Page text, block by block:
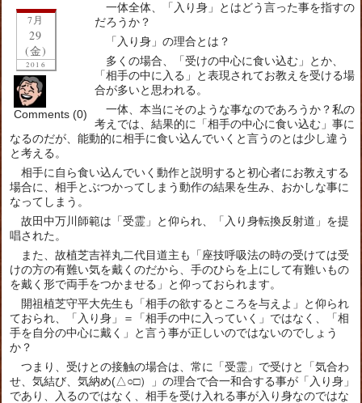
7月
29
(金)
2016
Comments (0)
一体全体、「入り身」とはどう言った事を指すの
だろうか？
「入り身」の理合とは？
多くの場合、「受けの中心に食い込む」とか、
「相手の中に入る」と表現されてお教えを受ける場
合が多いと思われる。
一体、本当にそのような事なのであろうか？私の
考えでは、結果的に「相手の中心に食い込む」事に
なるのだが、能動的に相手に食い込んでいくと言うのとは少し違う
と考える。
相手に自ら食い込んでいく動作と説明すると初心者にお教えする
場合に、相手とぶつかってしまう動作の結果を生み、おかしな事に
なってしまう。
故田中万川師範は「受霊」と仰られ、「入り身転換反射道」を提
唱された。
また、故植芝吉祥丸二代目道主も「座技呼吸法の時の受けては受
けの方の有難い気を戴くのだから、手のひらを上にして有難いもの
を戴く形で両手をつかませる」と仰っておられます。
開祖植芝守平大先生も「相手の欲するところを与えよ」と仰られ
ておられ、「入り身」＝「相手の中に入っていく」ではなく、「相
手を自分の中心に戴く」と言う事が正しいのではないのでしょう
か？
つまり、受けとの接触の場合は、常に「受霊」で受けと「気合わ
せ、気結び、気納め(△○□）」の理合で合一和合する事が「入り身」
であり、入るのではなく、相手を受け入れる事が入り身なのではな